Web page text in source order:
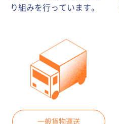
り組みを行っています。
一般貨物運送